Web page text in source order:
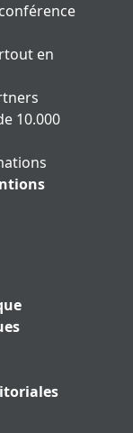
en
10.000